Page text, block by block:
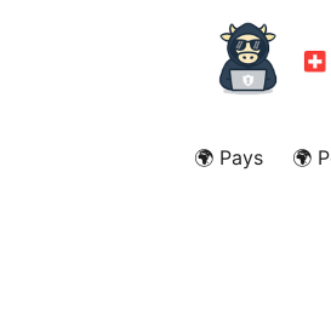
🌍 Pays 🌍